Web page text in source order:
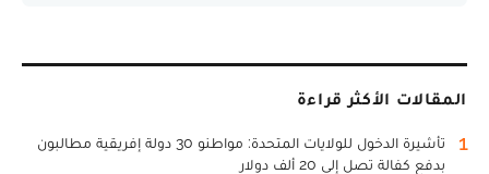
المقالات الأكثر قراءة
1
تأشيرة الدخول للولايات المتحدة: مواطنو 30 دولة إفريقية مطالبون
بدفع كفالة تصل إلى 20 ألف دولار